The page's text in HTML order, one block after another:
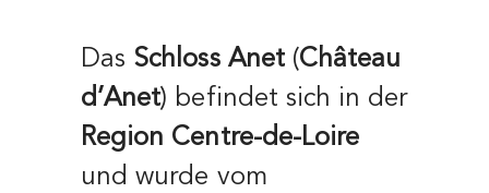
Das Schloss Anet(Château
d’Anet) befindet sich in der
Region Centre-de-Loire
und wurde vom